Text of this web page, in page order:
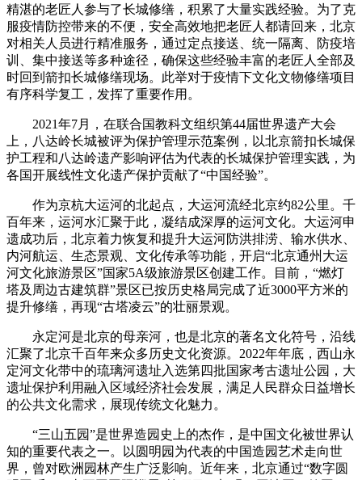
精湛的老匠人参与了长城修缮，积累了大量实践经验。为了克
服疫情防控带来的不便，安全高效地把老匠人都请回来，北京
对相关人员进行精准服务，通过定点接送、统一隔离、防疫培
训、集中接送等多种途径，确保这些经验丰富的老匠人全部及
时回到箭扣长城修缮现场。此举对于疫情下文化文物修缮项目
有序科学复工，发挥了重要作用。
2021年7月，在联合国教科文组织第44届世界遗产大会
上，八达岭长城被评为保护管理示范案例，以北京箭扣长城保
护工程和八达岭遗产影响评估为代表的长城保护管理实践，为
各国开展线性文化遗产保护贡献了“中国经验”。
作为京杭大运河的北起点，大运河流经北京约82公里。千
百年来，运河水汇聚于此，凝结成深厚的运河文化。大运河申
遗成功后，北京着力恢复和提升大运河防洪排涝、输水供水、
内河航运、生态景观、文化传承等功能，开启“北京通州大运
河文化旅游景区”国家5A级旅游景区创建工作。目前，“燃灯
塔及周边古建筑群”景区已按历史格局完成了近3000平方米的
提升修缮，再现“古塔凌云”的壮丽景观。
永定河是北京的母亲河，也是北京的著名文化符号，沿线
汇聚了北京千百年来众多历史文化资源。2022年年底，西山永
定河文化带中的琉璃河遗址入选第四批国家考古遗址公园，大
遗址保护利用融入区域经济社会发展，满足人民群众日益增长
的公共文化需求，展现传统文化魅力。
“三山五园”是世界造园史上的杰作，是中国文化被世界认
知的重要代表之一。以圆明园为代表的中国造园艺术走向世
界，曾对欧洲园林产生广泛影响。近年来，北京通过“数字圆